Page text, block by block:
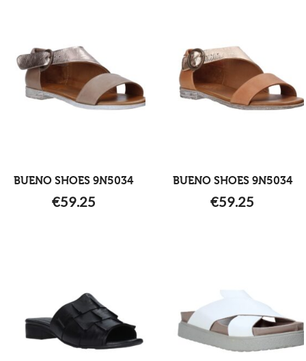
BUENO SHOES 9N5034
€59.25
BUENO SHOES 9N5034
€59.25